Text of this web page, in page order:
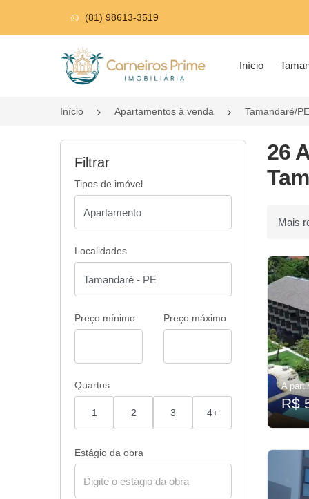
(81) 98613-3519
Página inicial
Início
Início Apartamentos à venda Tamandaré/PE
Filtrar
Tipos de imóvel
Localidades
Preço mínimo Preço máximo
Quartos
1 2 3 4+
Estágio da obra
26
Ordenar
A
R$